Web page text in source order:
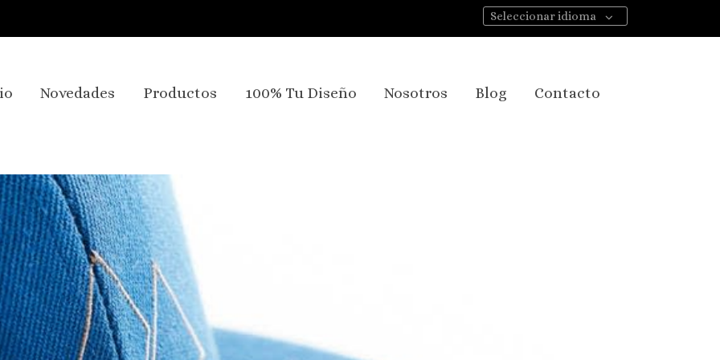
Seleccionar idioma
Novedades Productos 100% Tu Diseño Nosotros Blog Contacto